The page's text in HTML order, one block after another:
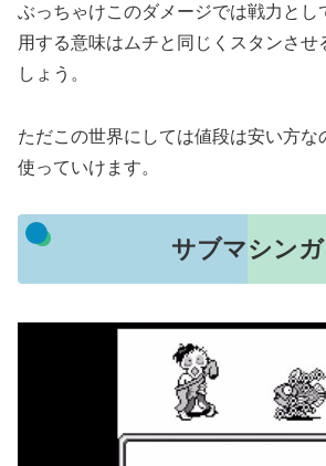
ぶっちゃけこのダメージでは戦力とし
用する意味はムチと同じくスタンさせ
しょう。
ただこの世界にしては値段は安い方な
使っていけます。
サブマシン